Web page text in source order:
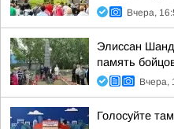
Вчера,
Элиссан
память
Вчера,
Голосуйте